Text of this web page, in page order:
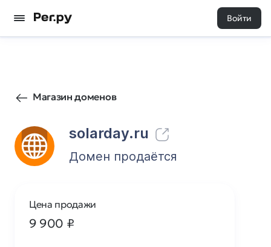
Войти
Магазин доменов
solarday.ru
11 0
Домен продаётся
Цена продажи
9 900 ₽